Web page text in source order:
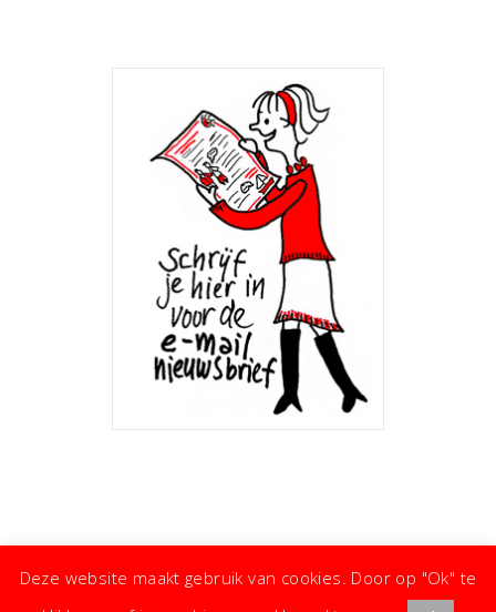
Deze website maakt gebruik van cookies. Door op "Ok" te